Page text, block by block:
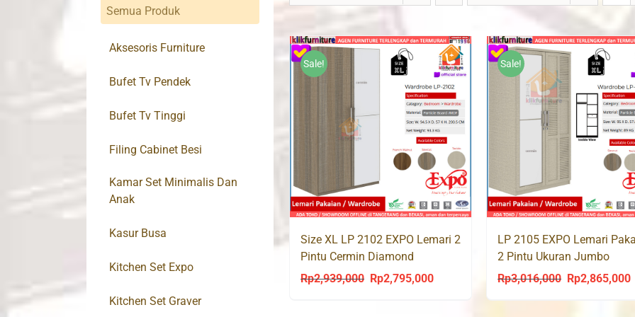
Sale!
Size XL LP 2102 EXPO Lemari 2
Pintu Cermin Diamond
Rp2,939,000
Original
Rp2,795,000Current
Sale!
LP 2105 EXPO Lemari
2 Pintu Ukuran Jumbo
Rp3,016,000
Original
Rp2,865,000
Semua Produk
Aksesoris Furniture
Bufet Tv Pendek
Bufet Tv Tinggi
Filing Cabinet Besi
Kamar Set Minimalis Dan
Anak
Kasur Busa
Kitchen Set Expo
Kitchen Set Graver